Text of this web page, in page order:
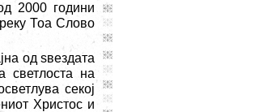
2000 години
Тоа Слово
од ѕвездата
светлоста на
секој
Христос и